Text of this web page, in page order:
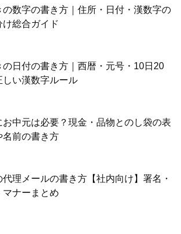
の数字の書き方｜住所・日付・漢数字の
け総合ガイド
の日付の書き方｜西暦・元号・10日20
しい漢数字ルール
お中元は必要？現金・品物とのし袋の表
名前の書き方
代理メールの書き方【社内向け】署名・
マナーまとめ